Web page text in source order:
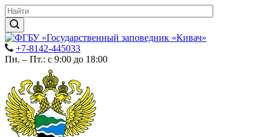
+7-8142-445033
Пн. – Пт.: с 9:00 до 18:00